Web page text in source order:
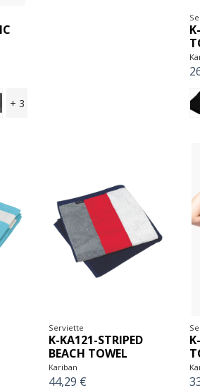
+ 3
Serviette
K-KA121-STRIPED
BEACH TOWEL
Kariban
44,29 €